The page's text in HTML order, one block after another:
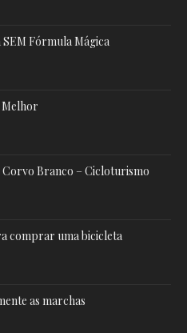
Fórmula Mágica
Melhor
Corvo Branco – Cicloturismo
comprar uma bicicleta
as marchas